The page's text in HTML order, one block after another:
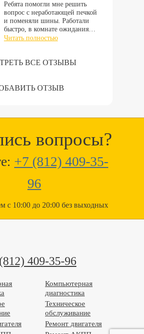
Ребята помогли мне решить
вопрос с неработающей печкой
и поменяли шины. Работали
быстро, в комнате ожидания…
Читать полностью
ВСЕ ОТЗЫВЫ
ОТЗЫВ
вопросы?
+7 (812) 409-35-
96
с 10:00 до 20:00 без выходных
409-35-96
Компьютерная
диагностика
Техническое
обслуживание
Ремонт двигателя